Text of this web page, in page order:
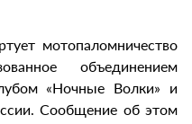
мотопаломничество
объединением
«Ночные Волки» и
Сообщение об этом